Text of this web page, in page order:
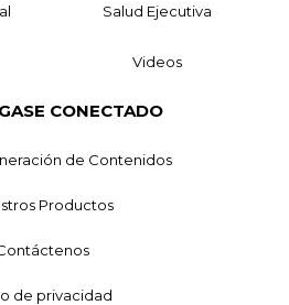
Salud Ejecutiva
Videos
CONECTADO
de Contenidos
Productos
de privacidad